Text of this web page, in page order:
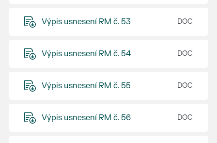
Výpis usnesení RM č. 53
Výpis usnesení RM č. 54
Výpis usnesení RM č. 55
Výpis usnesení RM č. 56